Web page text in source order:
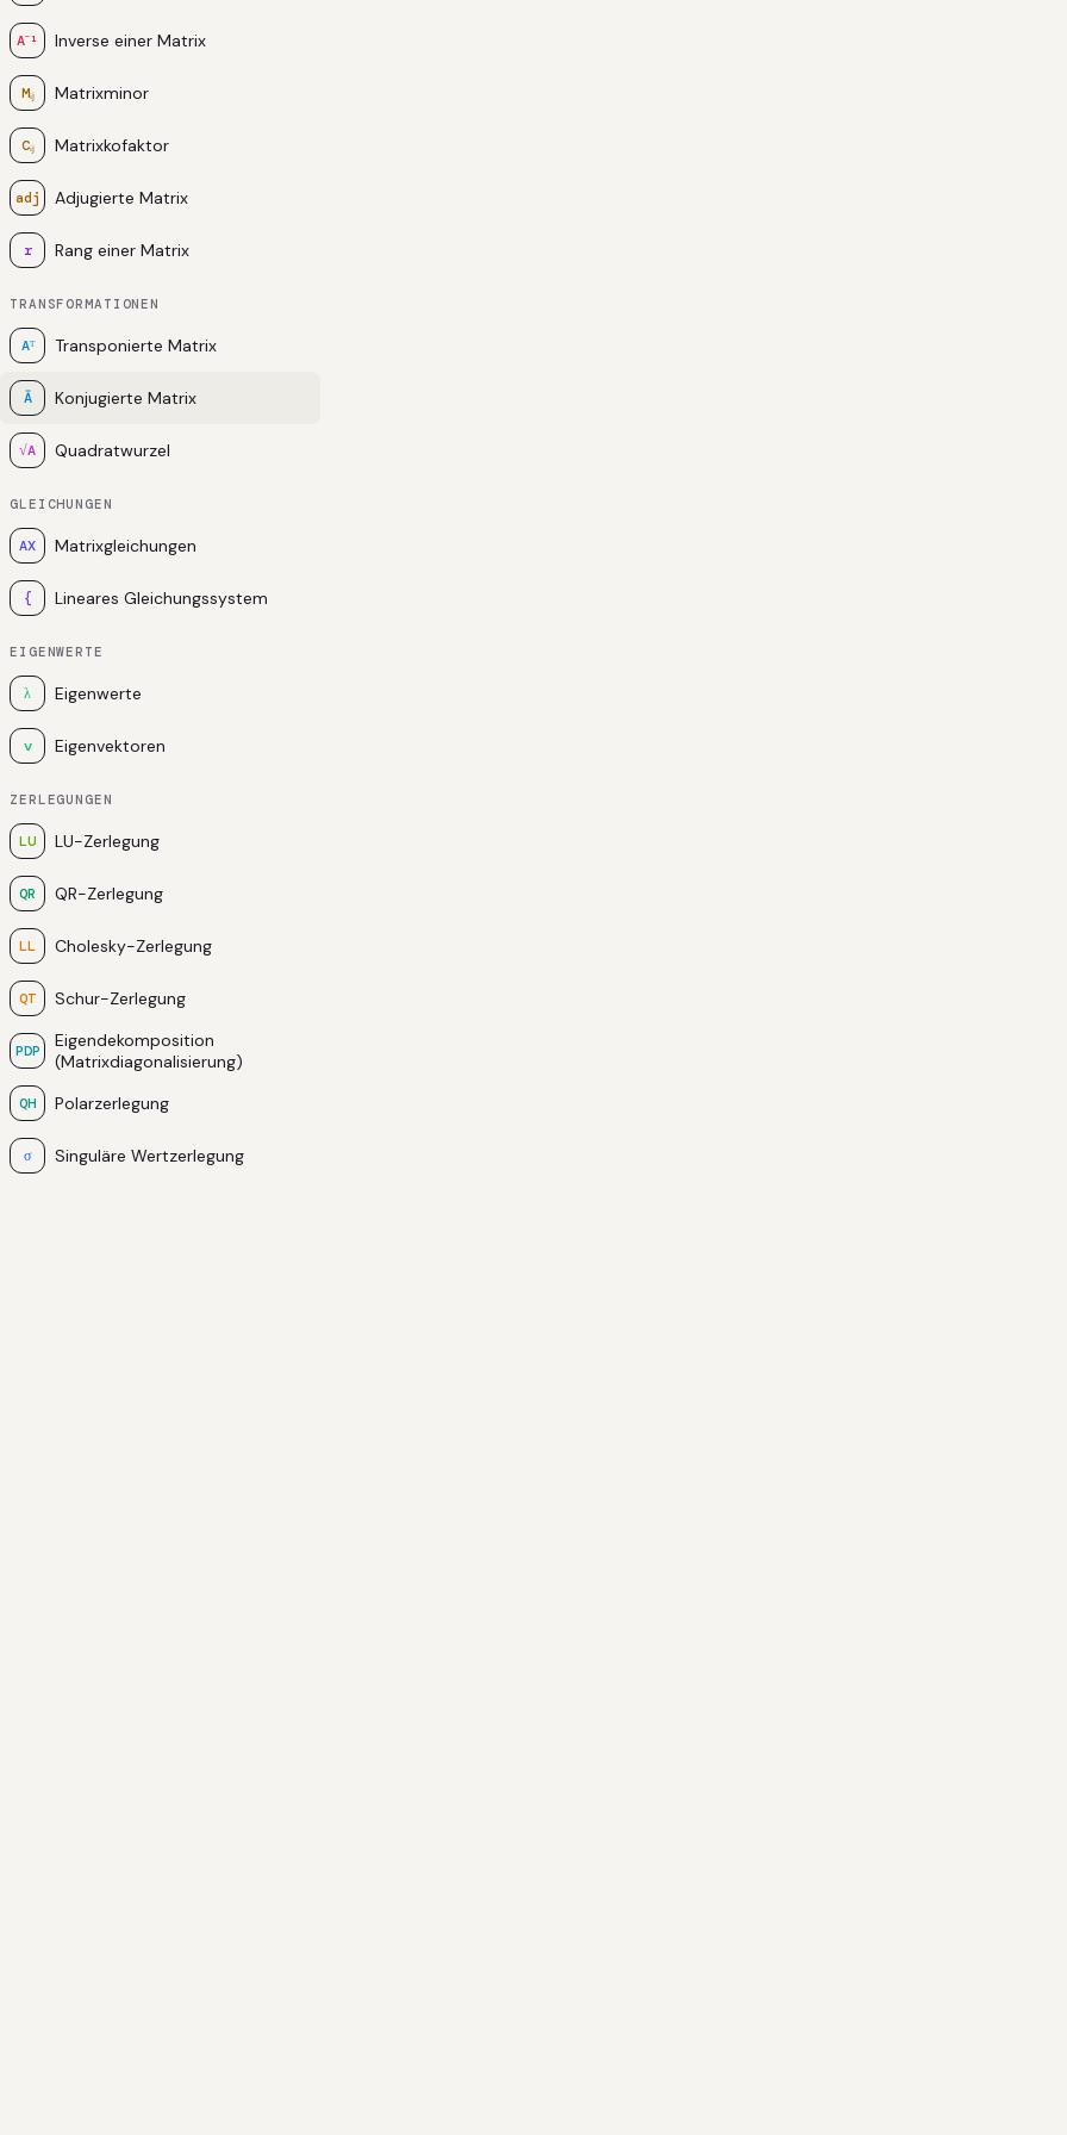
A⁻¹ Inverse einer Matrix
Mᵢⱼ Matrixminor
Cᵢⱼ Matrixkofaktor
adj Adjugierte Matrix
r Rang einer Matrix
TRANSFORMATIONEN
Aᵀ Transponierte Matrix
Ā Konjugierte Matrix
√A Quadratwurzel
GLEICHUNGEN
AX Matrixgleichungen
{ Lineares Gleichungssystem
EIGENWERTE
λ Eigenwerte
v Eigenvektoren
ZERLEGUNGEN
LU LU-Zerlegung
QR QR-Zerlegung
LL Cholesky-Zerlegung
QT Schur-Zerlegung
PDP
Eigendekomposition
(Matrixdiagonalisierung)
QH Polarzerlegung
σ Singuläre Wertzerlegung